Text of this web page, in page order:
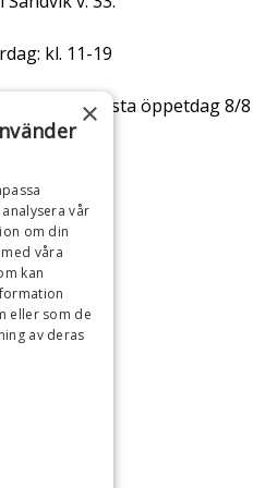
kl. 11-19
i Byxelkrok: sista öppetdag 8/
×
vår
om din
våra
kan
eller som de
av deras